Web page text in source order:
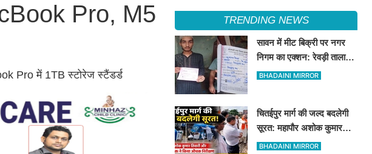
Pro, M5
Pro में 1TB स्टोरेज स्टैंडर्ड
TRENDING NEWS
सावन में मीट बिक्री पर नगर
निगम का एक्शन: रेवड़ी तालाब
और पितरकुंडा में 4 दुकानों पर
BHADAINI MIRROR
चितईपुर मार्ग की जल्द बदलेगी
सूरत: महापौर अशोक कुमार
तिवारी और नगर आयुक्त ने किया
BHADAINI MIRROR